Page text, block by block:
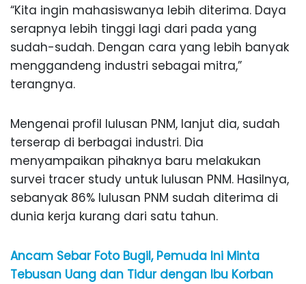
“Kita ingin mahasiswanya lebih diterima. Daya
serapnya lebih tinggi lagi dari pada yang
sudah-sudah. Dengan cara yang lebih banyak
menggandeng industri sebagai mitra,”
terangnya.
Mengenai profil lulusan PNM, lanjut dia, sudah
terserap di berbagai industri. Dia
menyampaikan pihaknya baru melakukan
survei tracer study untuk lulusan PNM. Hasilnya,
sebanyak 86% lulusan PNM sudah diterima di
dunia kerja kurang dari satu tahun.
Ancam Sebar Foto Bugil, Pemuda Ini Minta
Tebusan Uang dan Tidur dengan Ibu Korban